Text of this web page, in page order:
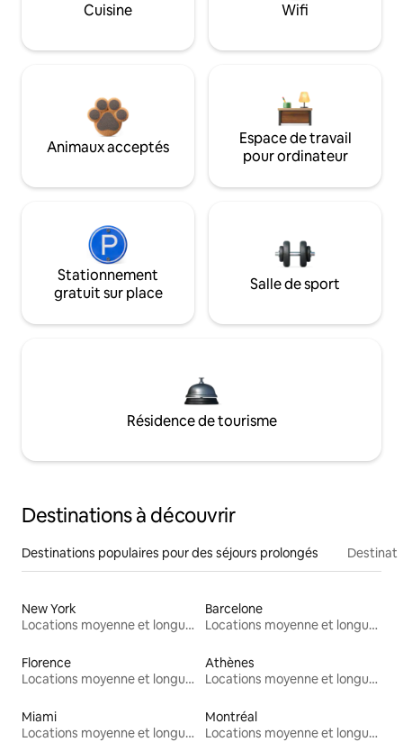
Cuisine Wifi
Animaux acceptés
Espace de travail
pour ordinateur
Stationnement
gratuit sur place
Salle de sport
Résidence de tourisme
Destinations à découvrir
Destinations populaires pour des séjours prolongés
New York
Locations moyenne et longue durée
Barcelone
Locations moyenne et longue durée
Florence
Locations moyenne et longue durée
Athènes
Locations moyenne et longue durée
Miami
Locations moyenne et longue durée
Montréal
Locations moyenne et longue durée